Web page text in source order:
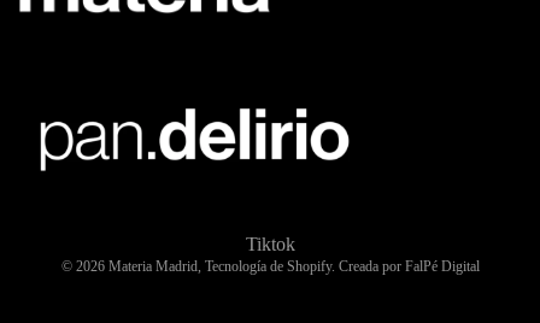
Tiktok
© 2026 Materia Madrid, Tecnología de Shopify. Creada por FalPé Digital